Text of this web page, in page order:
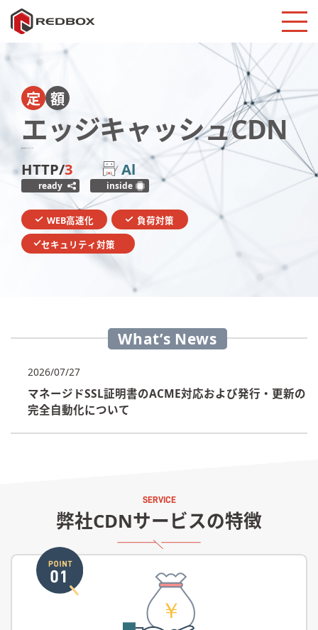
定 額
エッジキャッシュCDN
HTTP/3
ready
Al
inside
WEB高速化 負荷対策
セキュリティ対策
What’s News
2026/07/27
マネージドSSL証明書のACME対応および発行・更新の
完全自動化について
弊社CDNサービスの特徴